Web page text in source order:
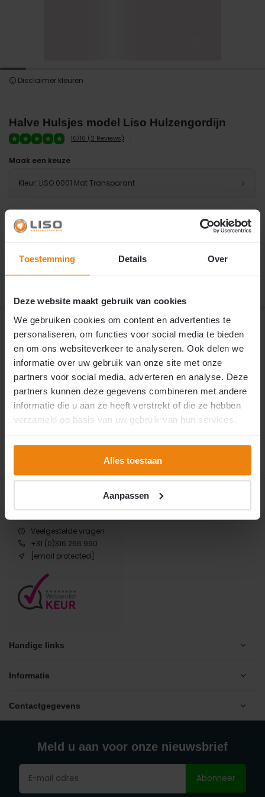
Toestemming Details Over
Deze website maakt gebruik van cookies
We gebruiken cookies om content en advertenties te
personaliseren, om functies voor social media te bieden
en om ons websiteverkeer te analyseren. Ook delen we
informatie over uw gebruik van onze site met onze
partners voor social media, adverteren en analyse. Deze
partners kunnen deze gegevens combineren met andere
informatie die u aan ze heeft verstrekt of die ze hebben
verzameld op basis van uw gebruik van hun services.
Alles toestaan
Aanpassen
Disclaimer kleuren
Halve Hulsjes model Liso Hulzengordijn
10/10 (2 Reviews)
Maak een keuze
Kleur: LISO 0001 Mat Transparant
€0,03 ✅
Snelle levering: 1 tot 2 werkdagen.
Dit product is snel leverbaar. Wij verzenden uw
🚚 Meestal
vandaagnog verzonden.
Productomschrijving
Reviews
Specificaties
De enige echte
Veelgestelde vragen
+31 (0)316 266 990
[email protected]
Handige links
Informatie
Contactgegevens
Meld u aan voor onze nieuwsbrief
Abonneer